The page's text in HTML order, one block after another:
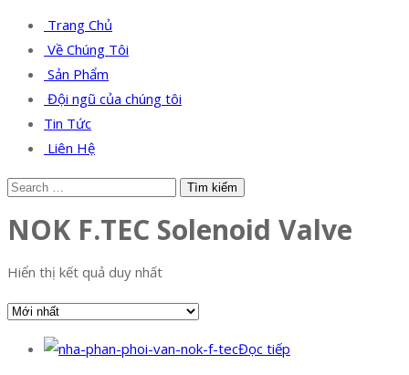
Trang Chủ
Về Chúng Tôi
Sản Phẩm
Đội ngũ của chúng tôi
Tin Tức
Liên Hệ
NOK F.TEC Solenoid Valve
Hiển thị kết quả duy nhất
Đọc tiếp